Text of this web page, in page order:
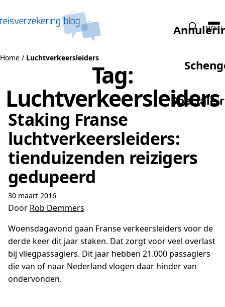
Speciale
MENU
Home / Luchtverkeersleiders
Tag:
Luchtverkeersleiders
Staking Franse
luchtverkeersleiders:
tienduizenden reizigers
gedupeerd
30 maart 2016
Door Rob Demmers
Woensdagavond gaan Franse verkeersleiders voor de
derde keer dit jaar staken. Dat zorgt voor veel overlast
bij vliegpassagiers. Dit jaar hebben 21.000 passagiers
die van of naar Nederland vlogen daar hinder van
ondervonden.